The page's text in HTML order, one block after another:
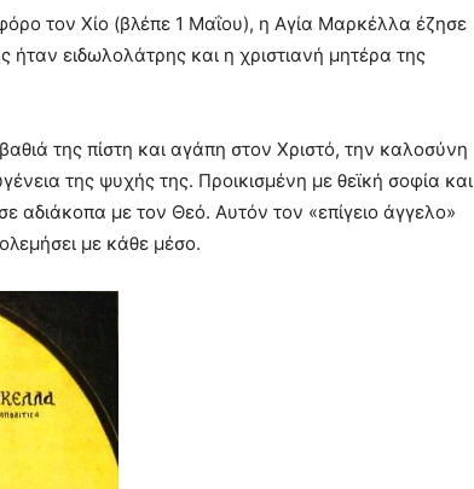
τον Χίο (βλέπε 1 Μαΐου), η Αγία Μαρκέλλα έζησε
ειδωλολάτρης και η χριστιανή μητέρα της
της πίστη και αγάπη στον Χριστό, την καλοσύνη
της ψυχής της. Προικισμένη με θεϊκή σοφία και
αδιάκοπα με τον Θεό. Αυτόν τον «επίγειο άγγελο»
με κάθε μέσο.